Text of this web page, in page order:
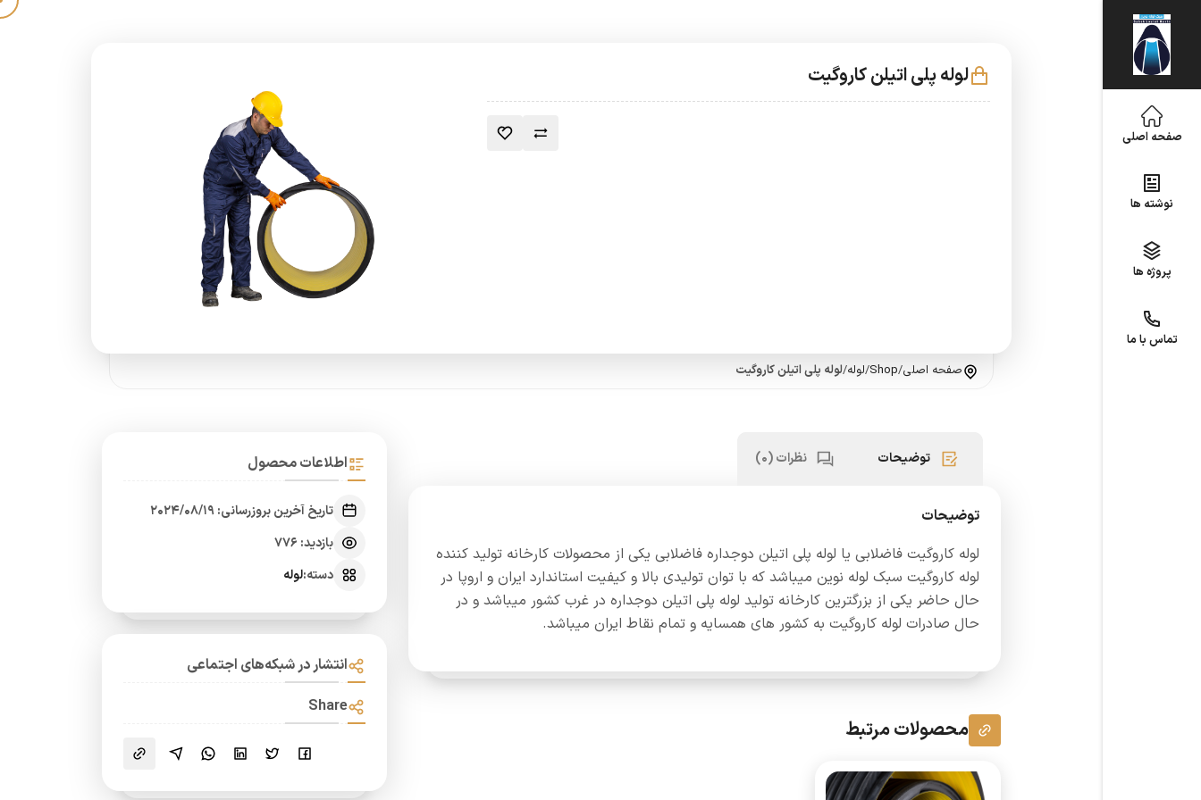
صفحه اصلی
نوشته ها
پروژه ها
تماس با ما
لوله پلی اتیلن کاروگیت
صفحه اصلی/
Shop
/لوله/لوله پلی اتیلن کاروگیت
توضیحات نظرات (0)
توضیحات
لوله کاروگیت فاضلابی یا لوله پلی اتیلن دوجداره فاضلابی یکی از محصولات کارخانه تولید کننده
لوله کاروگیت سبک لوله نوین میباشد که با توان تولیدی بالا و کیفیت استاندارد ایران و اروپا در
حال حاضر یکی از بزرگترین کارخانه تولید لوله پلی اتیلن دوجداره در غرب کشور میباشد و در
حال صادرات لوله کاروگیت به کشور های همسایه و تمام نقاط ایران میباشد.
محصولات مرتبط
اطلاعات محصول
تاریخ آخرین بروزرسانی: 2024/08/19
بازدید: 776
دسته:لوله
انتشار در شبکه‌های اجتماعی
Share